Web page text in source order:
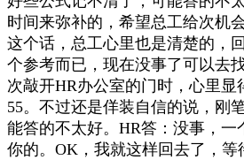
时间来弥补的，希望总工给次机
这个话，总工心里也是清楚的，
个参考而已，现在没事了可以去
次敲开HR办公室的门时，心里显
55。不过还是佯装自信的说，刚
能答的不太好。HR答：没事，一
你的。OK，我就这样回去了，